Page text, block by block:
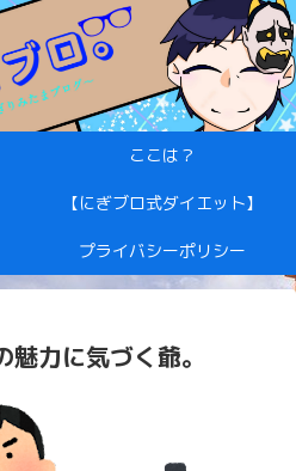
ここは？
【にぎブロ式ダイエット】
プライバシーポリシー
力に気づく爺。